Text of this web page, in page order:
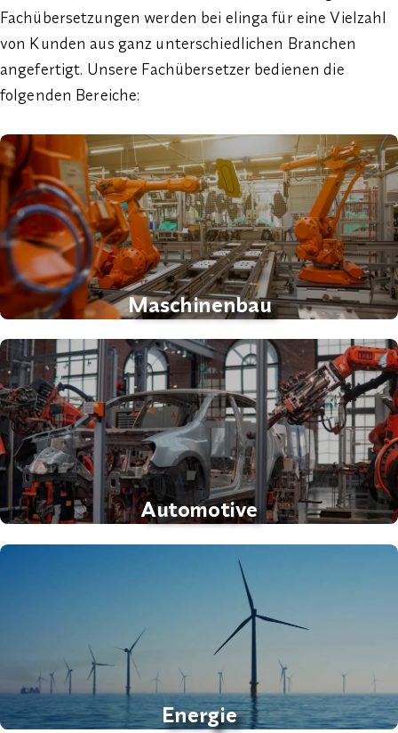
Fachübersetzungen werden bei elinga für eine Vielzahl
von Kunden aus ganz unterschiedlichen Branchen
angefertigt. Unsere Fachübersetzer bedienen die
folgenden Bereiche:
Maschinenbau
Automotive
Energie